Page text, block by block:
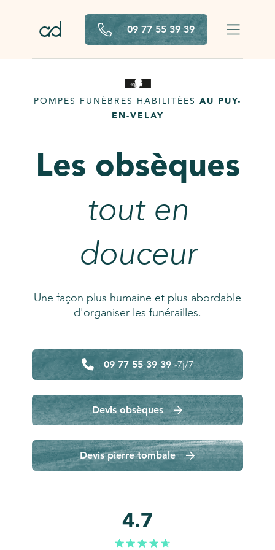
09 77 55 39 39
POMPES FUNÈBRES HABILITÉES AU PUY-
EN-VELAY
Les obsèques
tout en
douceur
Une façon plus humaine et plus abordable
d'organiser les funérailles.
09 77 55 39 39 -7j/7
Devis obsèques
Devis pierre tombale
4.7